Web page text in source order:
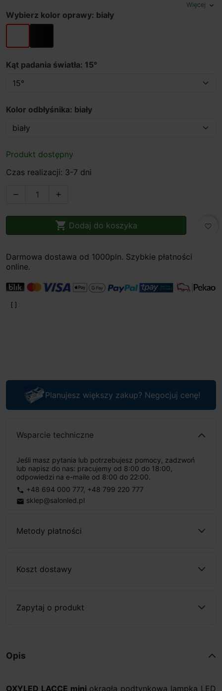
Więcej expand_more
Wybierz kolor oprawy: biały
biały czarny
Kąt padania światła: 15°
Kolor odbłyśnika: biały
Produkt dostępny
Czas realizacji: 3-7 dni
 
 Dodaj do koszyka favorite_border
Darmowa dostawa od 1000pln. Szybkie płatności
online.
Planujesz większy zakup? Negocjuj cenę!
Wsparcie techniczne
Jeśli masz pytania lub potrzebujesz pomocy, zadzwoń
lub napisz do nas: pracujemy od 8:00 do 18:00,
odpowiedzi na e-maile od 8:00 do 22:00.
phone +48 694 000 777, +48 799 220 777
email sklep@salonled.pl
Metody płatności
Koszt dostawy
Zapytaj o produkt
Opis
OXYLED LACCE mini okrągła podtynkowa lampka LED